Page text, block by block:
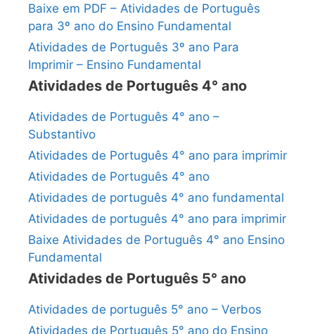
Baixe em PDF – Atividades de Português
para 3º ano do Ensino Fundamental
Atividades de Português 3º ano Para
Imprimir – Ensino Fundamental
Atividades de Português 4° ano
Atividades de Português 4° ano –
Substantivo
Atividades de Português 4° ano para imprimir
Atividades de Português 4° ano
Atividades de português 4° ano fundamental
Atividades de português 4° ano para imprimir
Baixe Atividades de Português 4° ano Ensino
Fundamental
Atividades de Português 5° ano
Atividades de português 5° ano – Verbos
Atividades de Português 5° ano do Ensino